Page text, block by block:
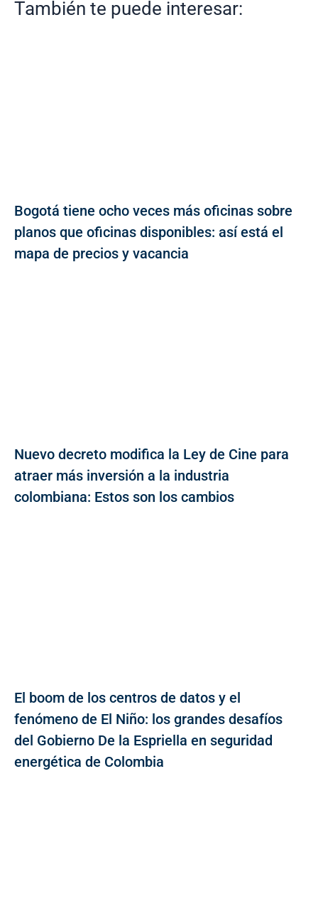
También te puede interesar:
Bogotá tiene ocho veces más oficinas sobre
planos que oficinas disponibles: así está el
mapa de precios y vacancia
Nuevo decreto modifica la Ley de Cine para
atraer más inversión a la industria
colombiana: Estos son los cambios
El boom de los centros de datos y el
fenómeno de El Niño: los grandes desafíos
del Gobierno De la Espriella en seguridad
energética de Colombia